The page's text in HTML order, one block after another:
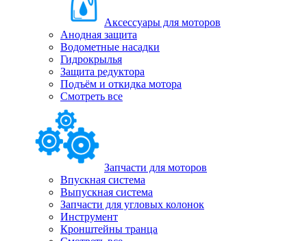
Аксессуары для моторов
Анодная защита
Водометные насадки
Гидрокрылья
Защита редуктора
Подъём и откидка мотора
Смотреть все
Запчасти для моторов
Впускная система
Выпускная система
Запчасти для угловых колонок
Инструмент
Кронштейны транца